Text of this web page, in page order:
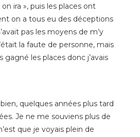
ira », puis les places ont
on a tous eu des déceptions
pas les moyens de m’y
la faute de personne, mais
gagné les places donc j’avais
quelques années plus tard
Je ne me souviens plus de
que je voyais plein de